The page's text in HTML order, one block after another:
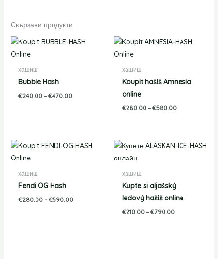
Свързани продукти
хашиш
Bubble Hash
€240.00 – €470.00
Price
хашиш
Koupit hašiš Amnesia
online
€280.00 – €580.00
Price
хашиш
Fendi OG Hash
€280.00 – €590.00
Price
хашиш
Kupte si aljašský
ledový hašiš online
€210.00 – €790.00
Price